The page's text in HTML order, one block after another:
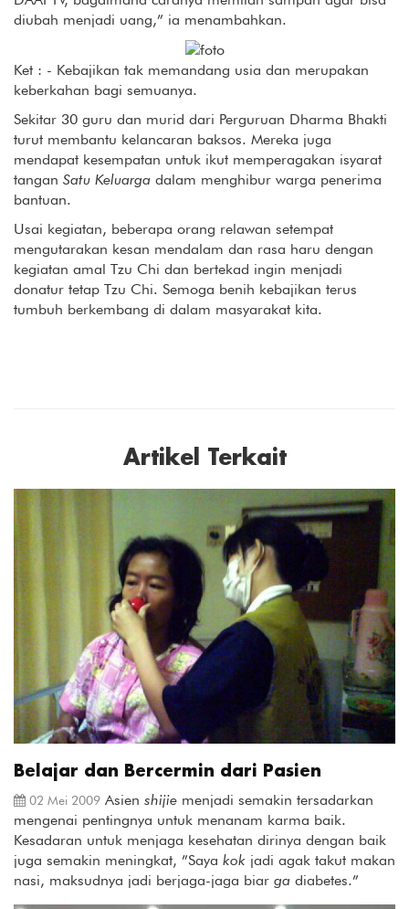
diubah menjadi uang,” ia menambahkan.
Ket : - Kebajikan tak memandang usia dan merupakan
keberkahan bagi semuanya.
Sekitar 30 guru dan murid dari Perguruan Dharma Bhakti
turut membantu kelancaran baksos. Mereka juga
mendapat kesempatan untuk ikut memperagakan isyarat
tangan Satu Keluarga dalam menghibur warga penerima
bantuan.
Usai kegiatan, beberapa orang relawan setempat
mengutarakan kesan mendalam dan rasa haru dengan
kegiatan amal Tzu Chi dan bertekad ingin menjadi
donatur tetap Tzu Chi. Semoga benih kebajikan terus
tumbuh berkembang di dalam masyarakat kita.
Artikel Terkait
Belajar dan Bercermin dari Pasien
02 Mei 2009 Asien shijie menjadi semakin tersadarkan
mengenai pentingnya untuk menanam karma baik.
Kesadaran untuk menjaga kesehatan dirinya dengan baik
juga semakin meningkat, ”Saya kok jadi agak takut makan
nasi, maksudnya jadi berjaga-jaga biar ga diabetes.”